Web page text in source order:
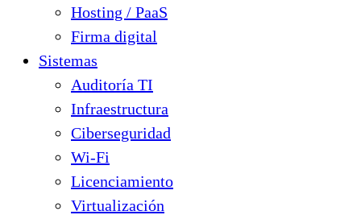
Hosting / PaaS
Firma digital
Sistemas
Auditoría TI
Infraestructura
Ciberseguridad
Wi-Fi
Licenciamiento
Virtualización